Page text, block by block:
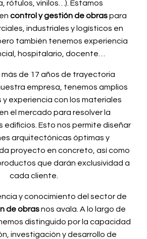
rótulos, vinilos…). Estamos
control y gestión de obraspara
industriales y logísticos en
también tenemos experiencia
hospitalario, docente…
más de 17 años de trayectoria
empresa, tenemos amplios
experiencia con los materiales
el mercado para resolver la
edificios. Esto nos permite diseñar
arquitectónicas óptimas y
proyecto en concreto, así como
que darán exclusividad a
cada cliente.
y conocimiento del sector de
de obrasnos avala. A lo largo de
distinguido por la capacidad
investigación y desarrollo de